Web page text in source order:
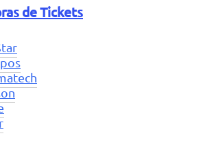
de Tickets